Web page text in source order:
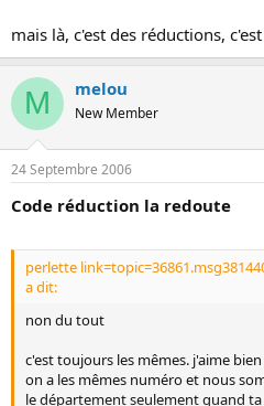
mais là, c'est des réductions,
M melou
New Member
24 Septembre 2006
Code réduction la redoute
perlette
a dit:
non du tout
c'est toujours les mêmes. j'aime
on a les mêmes numéro et nous
le département seulement quand